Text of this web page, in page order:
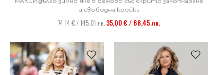
и свободна кройка
74,14 € / 145,01 лв.35,00 € / 68,45 лв.